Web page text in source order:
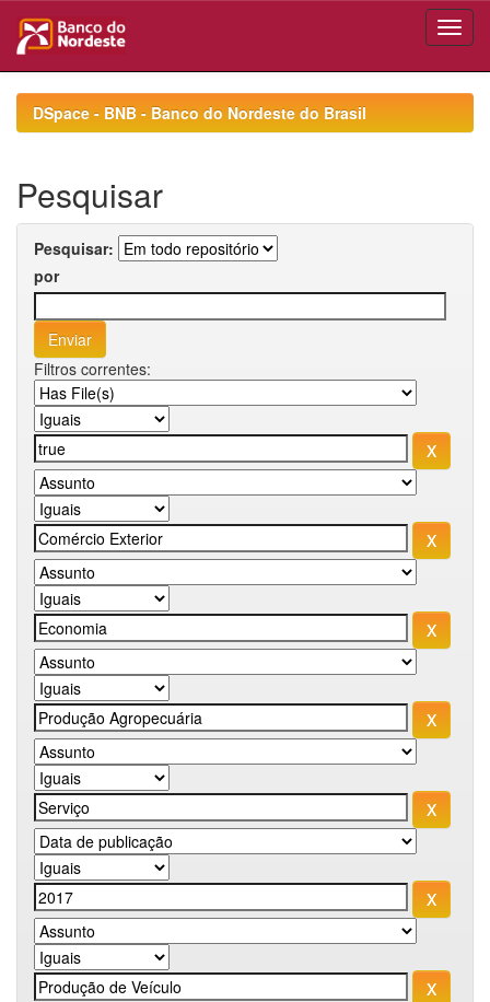
navigationDSpace - BNB - Banco do Nordeste do Brasil
Pesquisar
Pesquisar:
por
Filtros correntes: